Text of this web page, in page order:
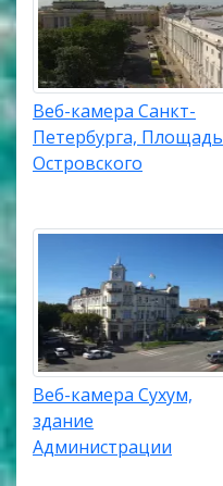
Веб-камера Санкт-
Петербурга, Площадь
Островского
Веб-камера Сухум,
здание
Администрации